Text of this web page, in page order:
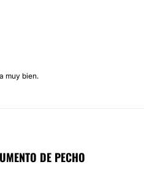
muy bien.
DE PECHO